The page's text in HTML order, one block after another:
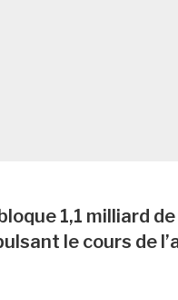
1,1 milliard
le cours de